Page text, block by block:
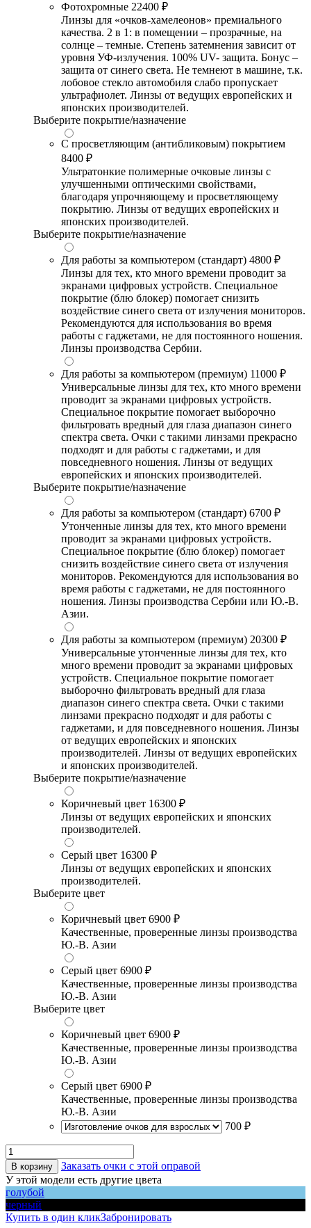
Фотохромные 22400 ₽
Линзы для «очков-хамелеонов» премиального
качества. 2 в 1: в помещении – прозрачные, на
солнце – темные. Степень затемнения зависит от
уровня УФ-излучения. 100% UV- защита. Бонус –
защита от синего света. Не темнеют в машине, т.к.
лобовое стекло автомобиля слабо пропускает
ультрафиолет. Линзы от ведущих европейских и
японских производителей.
Выберите покрытие/назначение
С просветляющим (антибликовым) покрытием
8400 ₽
Ультратонкие полимерные очковые линзы с
улучшенными оптическими свойствами,
благодаря упрочняющему и просветляющему
покрытию. Линзы от ведущих европейских и
японских производителей.
Выберите покрытие/назначение
Для работы за компьютером (стандарт) 4800 ₽
Линзы для тех, кто много времени проводит за
экранами цифровых устройств. Специальное
покрытие (блю блокер) помогает снизить
воздействие синего света от излучения мониторов.
Рекомендуются для использования во время
работы с гаджетами, не для постоянного ношения.
Линзы производства Сербии.
Для работы за компьютером (премиум) 11000 ₽
Универсальные линзы для тех, кто много времени
проводит за экранами цифровых устройств.
Специальное покрытие помогает выборочно
фильтровать вредный для глаза диапазон синего
спектра света. Очки с такими линзами прекрасно
подходят и для работы с гаджетами, и для
повседневного ношения. Линзы от ведущих
европейских и японских производителей.
Выберите покрытие/назначение
Для работы за компьютером (стандарт) 6700 ₽
Утонченные линзы для тех, кто много времени
проводит за экранами цифровых устройств.
Специальное покрытие (блю блокер) помогает
снизить воздействие синего света от излучения
мониторов. Рекомендуются для использования во
время работы с гаджетами, не для постоянного
ношения. Линзы производства Сербии или Ю.-В.
Азии.
Для работы за компьютером (премиум) 20300 ₽
Универсальные утонченные линзы для тех, кто
много времени проводит за экранами цифровых
устройств. Специальное покрытие помогает
выборочно фильтровать вредный для глаза
диапазон синего спектра света. Очки с такими
линзами прекрасно подходят и для работы с
гаджетами, и для повседневного ношения. Линзы
от ведущих европейских и японских
производителей. Линзы от ведущих европейских
и японских производителей.
Выберите покрытие/назначение
Коричневый цвет 16300 ₽
Линзы от ведущих европейских и японских
производителей.
Серый цвет 16300 ₽
Линзы от ведущих европейских и японских
производителей.
Выберите цвет
Коричневый цвет 6900 ₽
Качественные, проверенные линзы производства
Ю.-В. Азии
Серый цвет 6900 ₽
Качественные, проверенные линзы производства
Ю.-В. Азии
Выберите цвет
Коричневый цвет 6900 ₽
Качественные, проверенные линзы производства
Ю.-В. Азии
Серый цвет 6900 ₽
Качественные, проверенные линзы производства
Ю.-В. Азии
700 ₽
В корзину
Заказать очки с этой оправой
У этой модели есть другие цвета
голубой
черный
Купить в один кликЗабронировать